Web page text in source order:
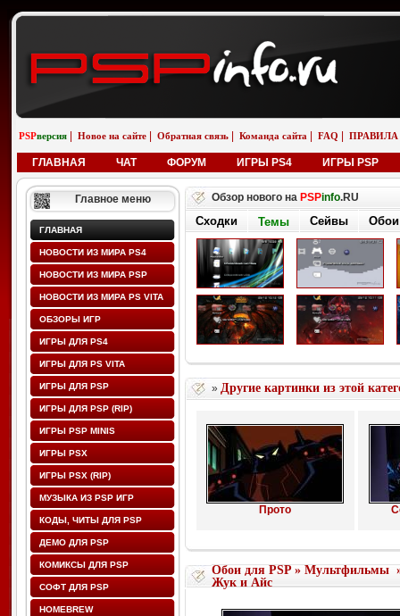
PSPверсия Новое на сайте Обратная связь Команда сайта FAQ ПРАВИЛА
ГЛАВНАЯ ЧАТ ФОРУМ ИГРЫ PS4 ИГРЫ PSP
Главное меню
ГЛАВНАЯ
НОВОСТИ ИЗ МИРА PS4
НОВОСТИ ИЗ МИРА PSP
НОВОСТИ ИЗ МИРА PS VITA
ОБЗОРЫ ИГР
ИГРЫ ДЛЯ PS4
ИГРЫ ДЛЯ PS VITA
ИГРЫ ДЛЯ PSP
ИГРЫ ДЛЯ PSP (RIP)
ИГРЫ PSP MINIS
ИГРЫ PSX
ИГРЫ PSX (RIP)
МУЗЫКА ИЗ PSP ИГР
КОДЫ, ЧИТЫ ДЛЯ PSP
ДЕМО ДЛЯ PSP
КОМИКСЫ ДЛЯ PSP
СОФТ ДЛЯ PSP
HOMEBREW
Обзор нового на PSPinfo.RU
Сходки Темы Сейвы Обои
» Другие картинки из этой
Прото
Обои для PSP» Мультфильмы
Жук и Айс